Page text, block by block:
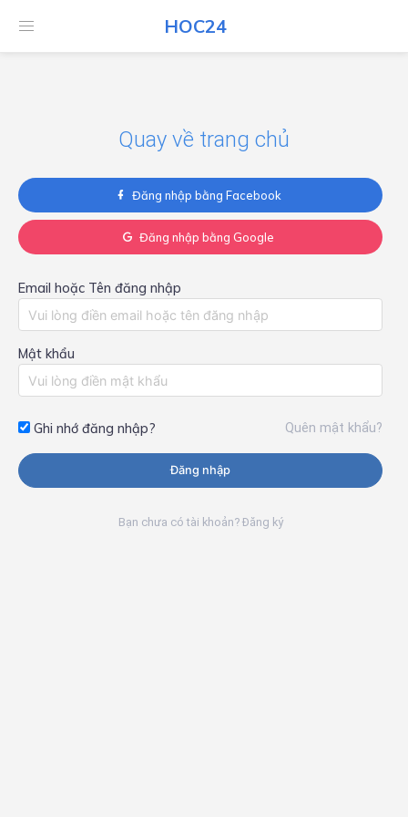
HOC24
HOC24
Quay về trang chủ
Đăng nhập bằng Facebook
Đăng nhập bằng Google
Email hoặc Tên đăng nhập
Mật khẩu
Ghi nhớ đăng nhập? Quên mật khẩu?
Đăng nhập
Bạn chưa có tài khoản? Đăng ký